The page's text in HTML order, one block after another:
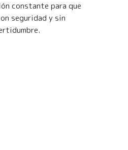
constante para que
seguridad y sin